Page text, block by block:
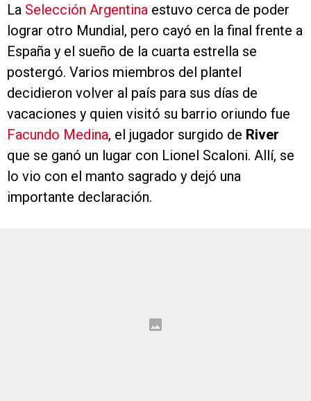
La Selección Argentina estuvo cerca de poder
lograr otro Mundial, pero cayó en la final frente a
España y el sueño de la cuarta estrella se
postergó. Varios miembros del plantel
decidieron volver al país para sus días de
vacaciones y quien visitó su barrio oriundo fue
Facundo Medina, el jugador surgido de River
que se ganó un lugar con Lionel Scaloni. Allí, se
lo vio con el manto sagrado y dejó una
importante declaración.